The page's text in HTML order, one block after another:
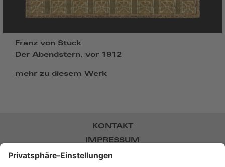
Franz von Stuck
Der Abendstern, vor 1912
mehr zu diesem Werk
KONTAKT
IMPRESSUM
DATENSCHUTZ